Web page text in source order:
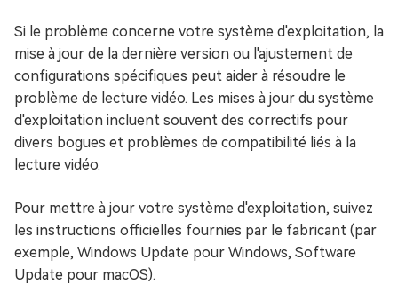
Si le problème concerne votre système d'exploitation, la
mise à jour de la dernière version ou l'ajustement de
configurations spécifiques peut aider à résoudre le
problème de lecture vidéo. Les mises à jour du système
d'exploitation incluent souvent des correctifs pour
divers bogues et problèmes de compatibilité liés à la
lecture vidéo.
Pour mettre à jour votre système d'exploitation, suivez
les instructions officielles fournies par le fabricant (par
exemple, Windows Update pour Windows, Software
Update pour macOS).